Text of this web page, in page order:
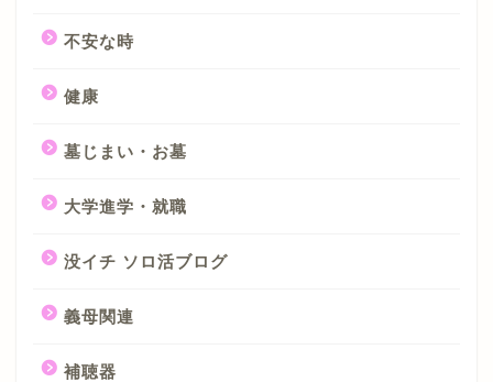
不安な時
健康
墓じまい・お墓
大学進学・就職
没イチ ソロ活ブログ
義母関連
補聴器